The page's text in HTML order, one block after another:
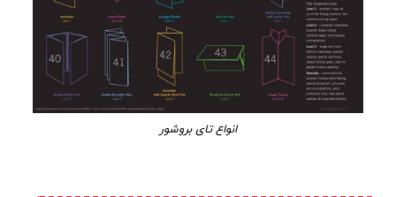
انواع تای بروشور